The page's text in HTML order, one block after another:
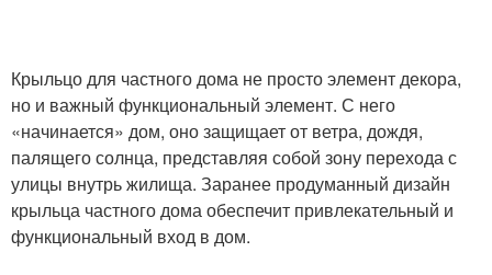
Крыльцо для частного дома не просто элемент декора,
но и важный функциональный элемент. С него
«начинается» дом, оно защищает от ветра, дождя,
палящего солнца, представляя собой зону перехода с
улицы внутрь жилища. Заранее продуманный дизайн
крыльца частного дома обеспечит привлекательный и
функциональный вход в дом.